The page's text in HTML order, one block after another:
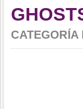
CATEGORÍA